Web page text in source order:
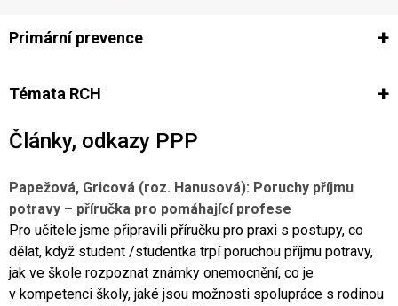
Primární prevence
Ze světa prevence
Témata RCH
Co je rizikové chování (RCH)
Články, odkazy PPP
Papežová, Gricová (roz. Hanusová): Poruchy příjmu
potravy – příručka pro pomáhající profese
Pro učitele jsme připravili příručku pro praxi s postupy, co
dělat, když student /studentka trpí poruchou příjmu potravy,
jak ve škole rozpoznat známky onemocnění, co je
v kompetenci školy, jaké jsou možnosti spolupráce s rodinou